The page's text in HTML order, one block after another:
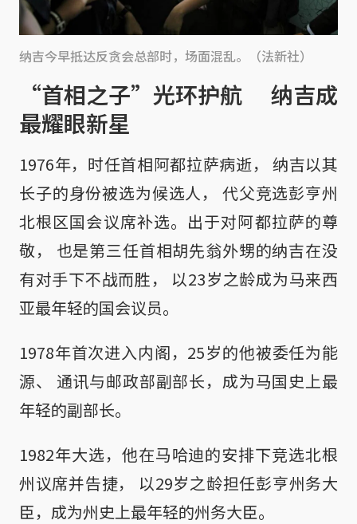
纳吉今早抵达反贪会总部时，场面混乱。（法新社）
“首相之子”光环护航 纳吉成
最耀眼新星
1976年，时任首相阿都拉萨病逝， 纳吉以其
长子的身份被选为候选人， 代父竞选彭亨州
北根区国会议席补选。出于对阿都拉萨的尊
敬， 也是第三任首相胡先翁外甥的纳吉在没
有对手下不战而胜， 以23岁之龄成为马来西
亚最年轻的国会议员。
1978年首次进入内阁，25岁的他被委任为能
源、 通讯与邮政部副部长，成为马国史上最
年轻的副部长。
1982年大选，他在马哈迪的安排下竞选北根
州议席并告捷， 以29岁之龄担任彭亨州务大
臣，成为州史上最年轻的州务大臣。